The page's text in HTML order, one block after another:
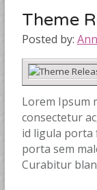
Theme
Posted by:
Lorem Ipsum
consectetur
id ligula porta
porta sem
Curabitur